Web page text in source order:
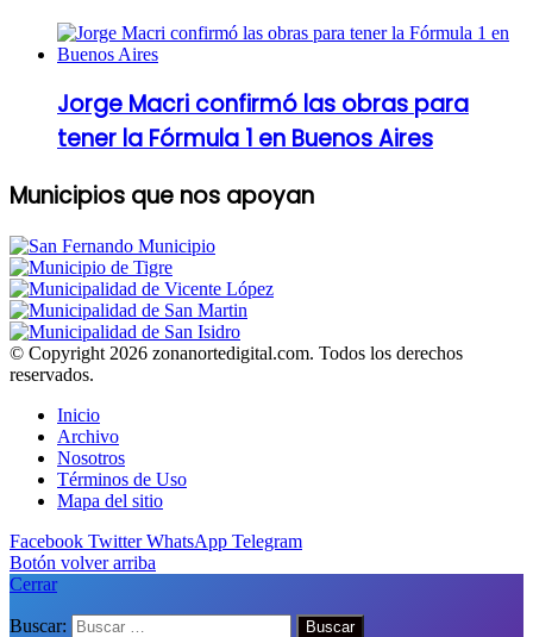
Jorge Macri confirmó las obras para
tener la Fórmula 1 en Buenos Aires
Municipios que nos apoyan
© Copyright 2026 zonanortedigital.com. Todos los derechos
reservados.
Inicio
Archivo
Nosotros
Términos de Uso
Mapa del sitio
Facebook Twitter WhatsApp Telegram
Botón volver arriba
Cerrar
Buscar: